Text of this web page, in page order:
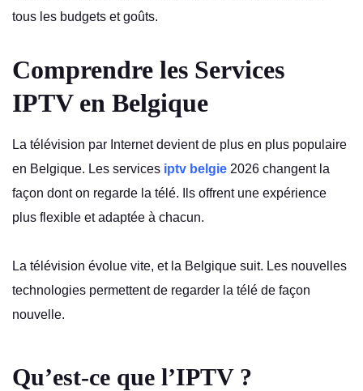
tous les budgets et goûts.
Comprendre les Services
IPTV en Belgique
La télévision par Internet devient de plus en plus populaire
en Belgique. Les services iptv belgie 2026 changent la
façon dont on regarde la télé. Ils offrent une expérience
plus flexible et adaptée à chacun.
La télévision évolue vite, et la Belgique suit. Les nouvelles
technologies permettent de regarder la télé de façon
nouvelle.
Qu’est-ce que l’IPTV ?